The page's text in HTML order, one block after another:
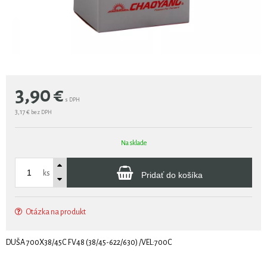
3,90€ s DPH
3,17 € bez DPH
Na sklade
ks Pridať do košíka
Otázka na produkt
DUŠA 700X38/45C FV48 (38/45-622/630) /VEL:700C